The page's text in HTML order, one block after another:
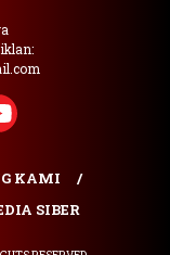
KAMI
SIBER